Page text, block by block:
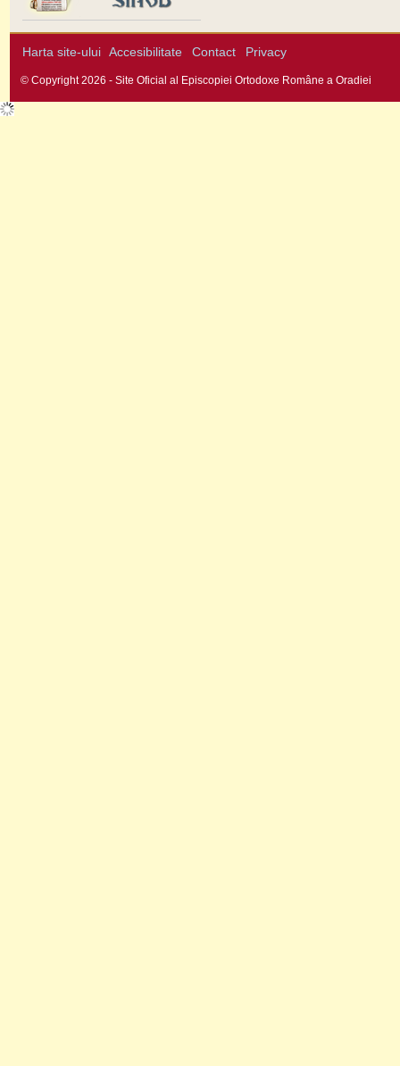
Harta site-ului Accesibilitate Contact Privacy
© Copyright 2026 - Site Oficial al Episcopiei Ortodoxe Române a Oradiei